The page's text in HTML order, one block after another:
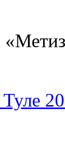
Туле